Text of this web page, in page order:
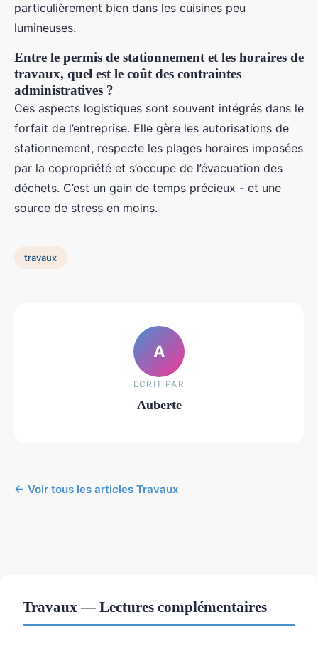
particulièrement bien dans les cuisines peu
lumineuses.
Entre le permis de stationnement et les horaires de
travaux, quel est le coût des contraintes
administratives ?
Ces aspects logistiques sont souvent intégrés dans le
forfait de l’entreprise. Elle gère les autorisations de
stationnement, respecte les plages horaires imposées
par la copropriété et s’occupe de l’évacuation des
déchets. C’est un gain de temps précieux - et une
source de stress en moins.
travaux
A
ECRIT PAR
Auberte
← Voir tous les articles Travaux
Travaux — Lectures complémentaires